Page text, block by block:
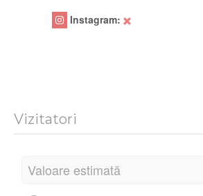
Instagram:
Vizitatori
Valoare estimată